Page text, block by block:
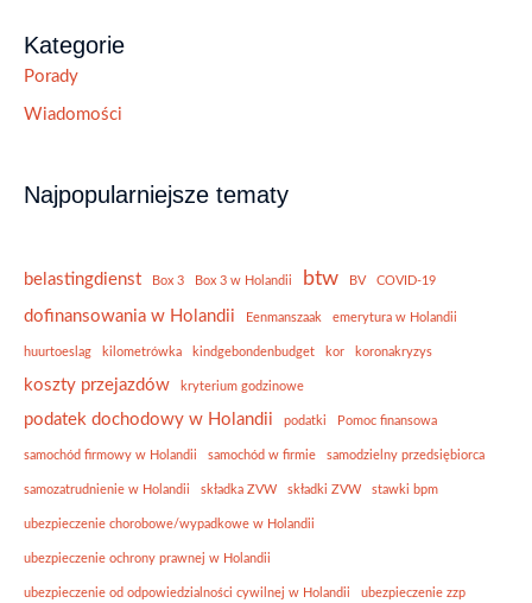
Kategorie
Porady
Wiadomości
Najpopularniejsze tematy
belastingdienst Box 3 Box 3 w Holandii btw BV COVID-19
dofinansowania w Holandii Eenmanszaak emerytura w Holandii
huurtoeslag kilometrówka kindgebondenbudget kor koronakryzys
koszty przejazdów kryterium godzinowe
podatek dochodowy w Holandii podatki Pomoc finansowa
samochód firmowy w Holandii samochód w firmie samodzielny przedsiębiorca
samozatrudnienie w Holandii składka ZVW składki ZVW stawki bpm
ubezpieczenie chorobowe/wypadkowe w Holandii
ubezpieczenie ochrony prawnej w Holandii
ubezpieczenie od odpowiedzialności cywilnej w Holandii ubezpieczenie zzp